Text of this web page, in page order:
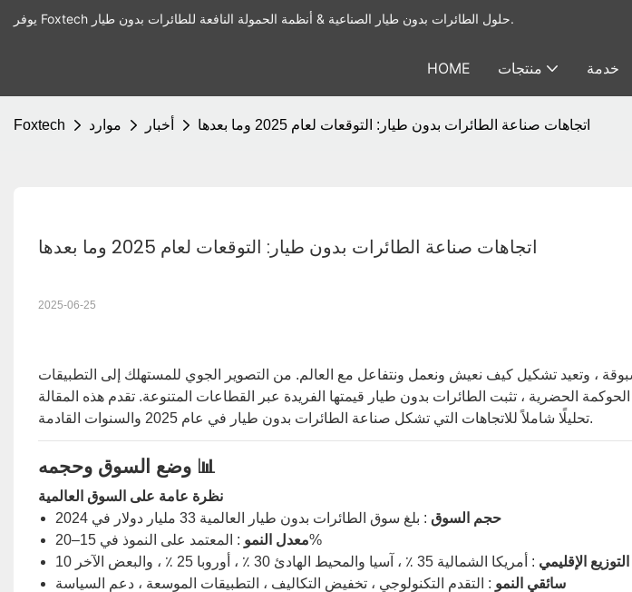
يوفر Foxtech حلول الطائرات بدون طيار الصناعية & أنظمة الحمولة النافعة للطائرات بدون طيار.
HOME منتجات خدمة
Foxtech موارد أخبار اتجاهات صناعة الطائرات بدون طيار: التوقعات لعام 2025 وما بعدها
اتجاهات صناعة الطائرات بدون طيار: التوقعات لعام 2025 وما بعدها
2025-06-25
، وتعيد تشكيل كيف نعيش ونعمل ونتفاعل مع العالم. من التصوير الجوي للمستهلك إلى التطبيقات
الحضرية ، تثبت الطائرات بدون طيار قيمتها الفريدة عبر القطاعات المتنوعة. تقدم هذه المقالة
تحليلًا شاملاً للاتجاهات التي تشكل صناعة الطائرات بدون طيار في عام 2025 والسنوات القادمة.
وضع السوق وحجمه 📊
نظرة عامة على السوق العالمية
حجم السوق : بلغ سوق الطائرات بدون طيار العالمية 33 مليار دولار في 2024
معدل النمو: المعتمد على النموذ في 15–20%
التوزيع الإقليمي
سائقي النمو : التقدم التكنولوجي ، تخفيض التكاليف ، التطبيقات الموسعة ، دعم السياسة